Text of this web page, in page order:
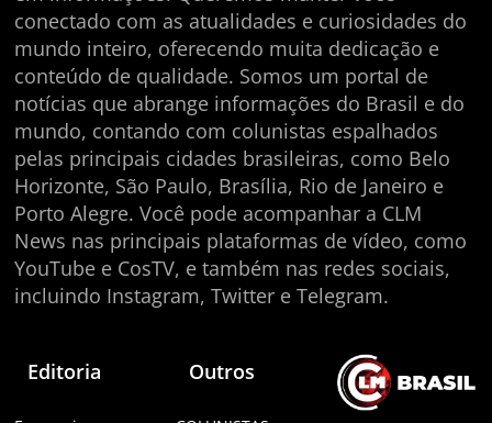
conectado com as atualidades e curiosidades do
mundo inteiro, oferecendo muita dedicação e
conteúdo de qualidade. Somos um portal de
notícias que abrange informações do Brasil e do
mundo, contando com colunistas espalhados
pelas principais cidades brasileiras, como Belo
Horizonte, São Paulo, Brasília, Rio de Janeiro e
Porto Alegre. Você pode acompanhar a CLM
News nas principais plataformas de vídeo, como
YouTube e CosTV, e também nas redes sociais,
incluindo Instagram, Twitter e Telegram.
Editoria Outros